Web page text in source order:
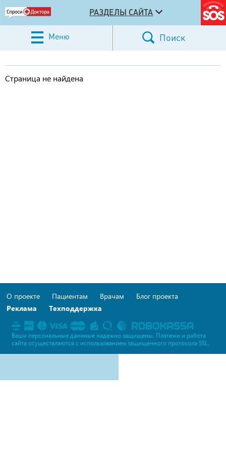
РАЗДЕЛЫ САЙТА
Меню Поиск
Страница не найдена
О проекте Пациентам Врачам
Блог проекта
Реклама
Техподдержка
Ваши персональные даннные надежно защищены. Платежи и работа
сайта осуществляются c использованием защищенного протокола SSL.